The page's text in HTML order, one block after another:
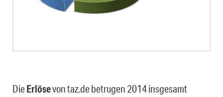
DieErlösevon taz.de betrugen 2014 insgesamt